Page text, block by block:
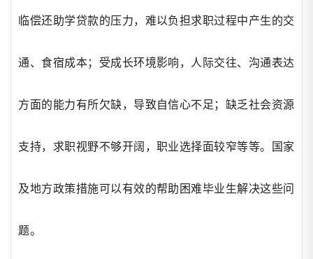
临偿还助学贷款的压力，难以负担求职过程中产生的交
通、食宿成本；受成长环境影响，人际交往、沟通表达
方面的能力有所欠缺，导致自信心不足；缺乏社会资源
支持，求职视野不够开阔，职业选择面较窄等等。国家
及地方政策措施可以有效的帮助困难毕业生解决这些问
题。